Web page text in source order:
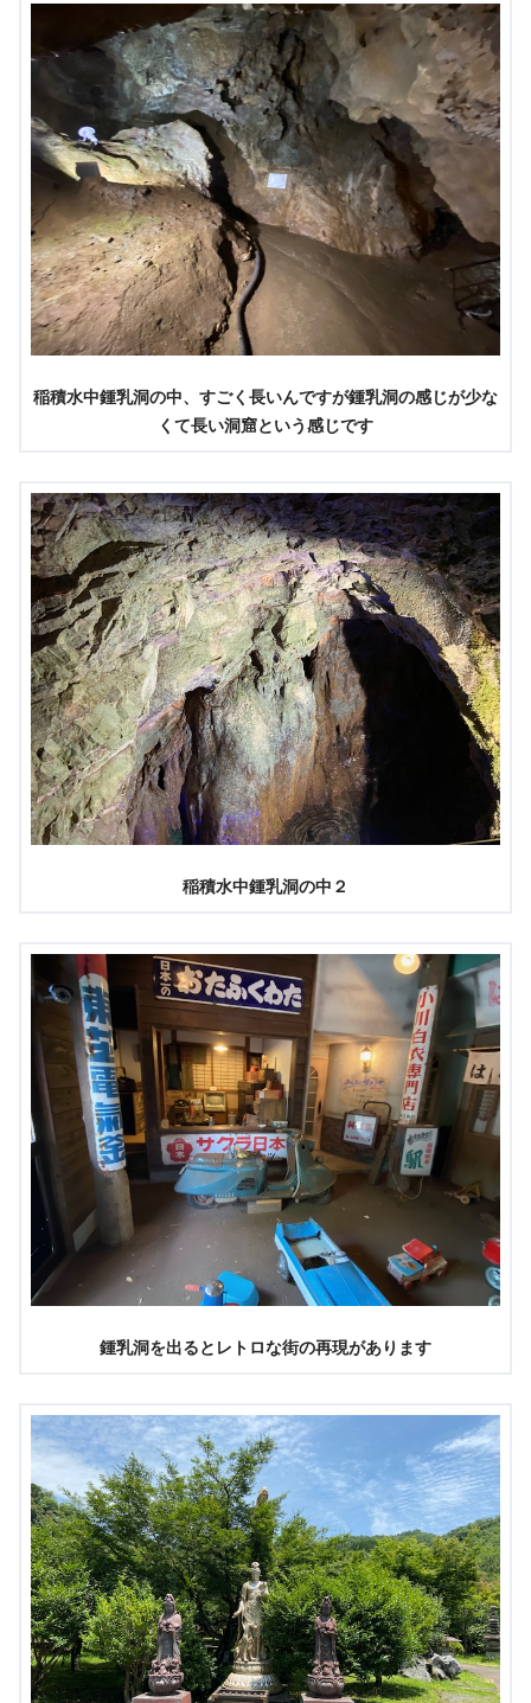
稲積水中鍾乳洞の中、すごく長いんですが鍾乳洞の感じが少な
くて長い洞窟という感じです
稲積水中鍾乳洞の中２
鍾乳洞を出るとレトロな街の再現があります